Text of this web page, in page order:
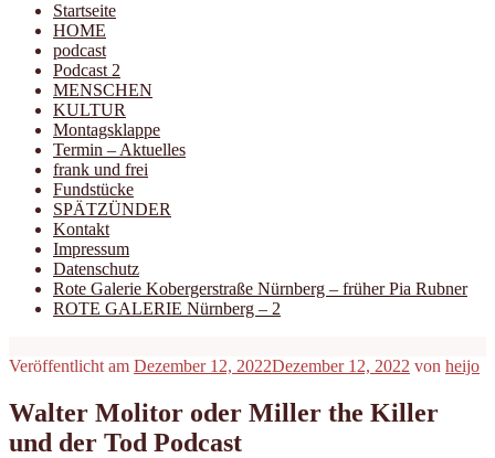
Startseite
HOME
podcast
Podcast 2
MENSCHEN
KULTUR
Montagsklappe
Termin – Aktuelles
frank und frei
Fundstücke
SPÄTZÜNDER
Kontakt
Impressum
Datenschutz
Rote Galerie Kobergerstraße Nürnberg – früher Pia Rubner
ROTE GALERIE Nürnberg – 2
Veröffentlicht am Dezember 12, 2022Dezember 12, 2022 von heijo
Walter Molitor oder Miller the Killer
und der Tod Podcast